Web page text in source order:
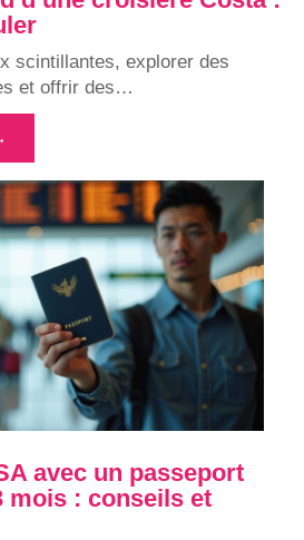
scintillantes, explorer des
et offrir des…
avec un passeport
mois : conseils et